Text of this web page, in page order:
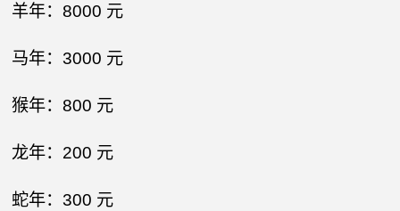
羊年：8000 元​
马年：3000 元​
猴年：800 元​
龙年：200 元​
蛇年：300 元​